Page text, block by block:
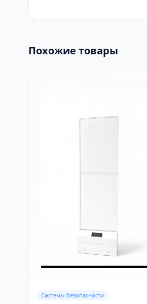
Похожие товары
Системы безопасности